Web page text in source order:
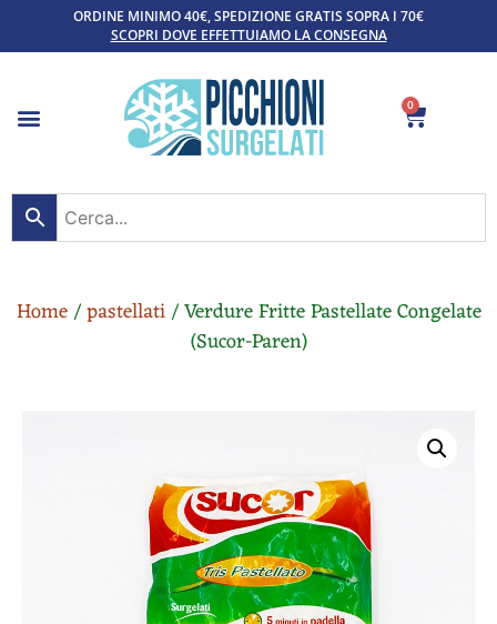
ORDINE MINIMO 40€, SPEDIZIONE GRATIS SOPRA I 70€
SCOPRI DOVE EFFETTUIAMO LA CONSEGNA
0
Home/pastellati/ Verdure Fritte Pastellate Congelate
(Sucor-Paren)